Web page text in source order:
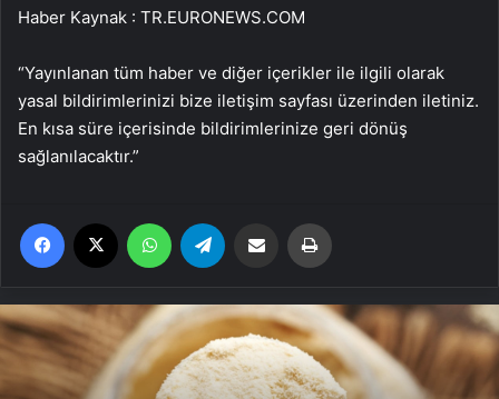
Haber Kaynak : TR.EURONEWS.COM
“Yayınlanan tüm haber ve diğer içerikler ile ilgili olarak
yasal bildirimlerinizi bize iletişim sayfası üzerinden iletiniz.
En kısa süre içerisinde bildirimlerinize geri dönüş
sağlanılacaktır.”
Facebook WhatsApp Email'den paylaş